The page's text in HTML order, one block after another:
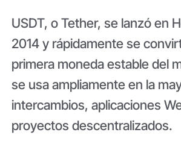
USDT, o Tether, se lanzó en
2014 y rápidamente se
primera moneda estable del
se usa ampliamente en la
intercambios, aplicaciones
proyectos descentralizados.